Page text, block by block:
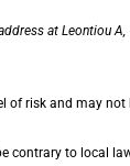
at Leontiou
risk and may
to local